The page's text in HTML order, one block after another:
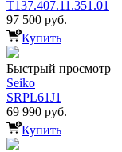
T137.407.11.351.01
97 500 руб.
Купить
Быстрый просмотр
Seiko
SRPL61J1
69 990 руб.
Купить